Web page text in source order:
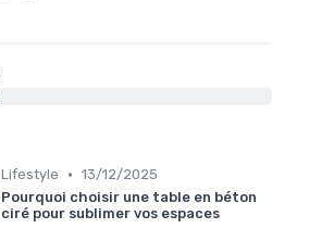
Lifestyle • 13/12/2025
Pourquoi choisir une table en béton
ciré pour sublimer vos espaces